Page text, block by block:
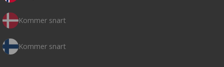
Kommer snart
Kommer snart